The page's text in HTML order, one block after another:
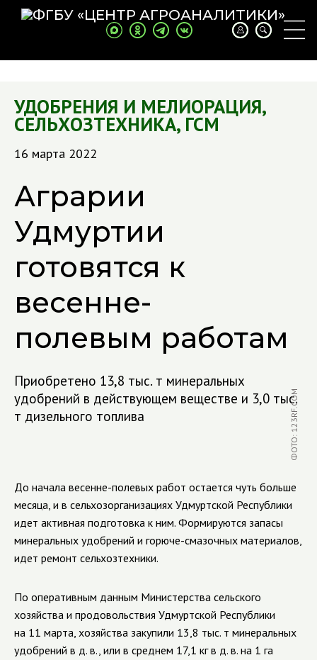
УДОБРЕНИЯ И МЕЛИОРАЦИЯ,
СЕЛЬХОЗТЕХНИКА, ГСМ
16 марта 2022
Аграрии
Удмуртии
готовятся к
весенне-
полевым работам
Приобретено 13,8 тыс. т минеральных
удобрений в действующем веществе и 3,0 тыс.
т дизельного топлива
ФОТО: 123RF.COM
До начала весенне-полевых работ остается чуть больше
месяца, и в сельхозорганизациях Удмуртской Республики
идет активная подготовка к ним. Формируются запасы
минеральных удобрений и горюче-смазочных материалов,
идет ремонт сельхозтехники.
По оперативным данным Министерства сельского
хозяйства и продовольствия Удмуртской Республики
на 11 марта, хозяйства закупили 13,8 тыс. т минеральных
удобрений в д. в., или в среднем 17,1 кг в д. в. на 1 га